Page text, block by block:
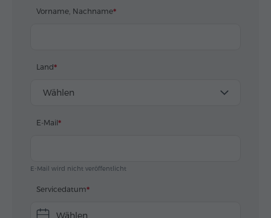
Автобус чистый и комфортный.
Vorname, Nachname
Land
Wählen
E-Mail
E-Mail wird nicht veröffentlicht
Servicedatum
Wählen